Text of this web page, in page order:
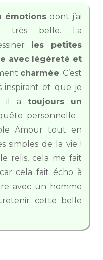
émotions dont j’ai
très belle. La
les petites
avec légèreté et
charmée. C’est
inspirant et que je
il a toujours
un
personnelle :
Amour tout en
simples de la vie !
relis, cela me fait
cela fait écho à
avec un homme
cette belle